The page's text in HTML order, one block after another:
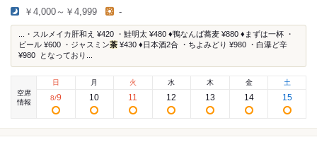
￥4,000～￥4,999 -
...・スルメイカ肝和え ¥420 ・鮭明太 ¥480 ♦鴨なんば蕎麦 ¥880 ♦まずは一杯 ・
ビール ¥600 ・ジャスミン茶 ¥430 ♦日本酒2合 ・ちよみどり ¥980 ・白瀑ど辛
¥980 ⁡ となっており...
空席
情報
日
8/9
月
10
火
11
水
12
木
13
金
14
土
15